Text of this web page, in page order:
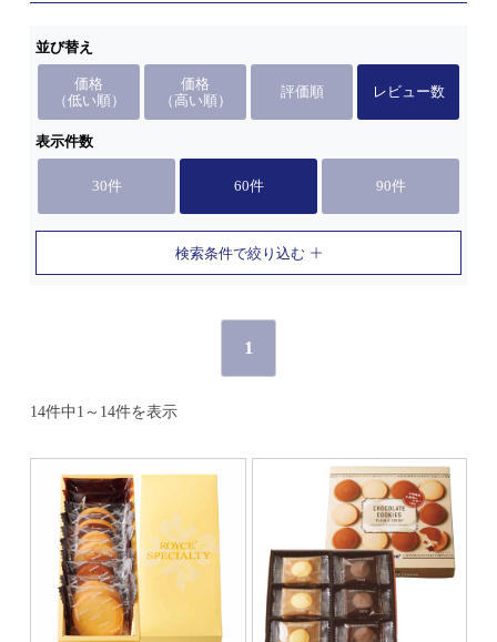
並び替え
価格
（低い順）
価格
（高い順）
評価順 レビュー数
表示件数
30件 60件 90件
検索条件で絞り込む
1
14件中1～14件を表示